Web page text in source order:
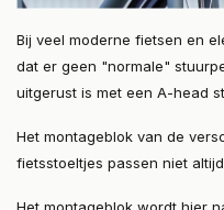
Bij veel moderne fietsen en
dat er geen "normale"
uitgerust is met een A-head
Het montageblok van de
fietsstoeltjes passen niet